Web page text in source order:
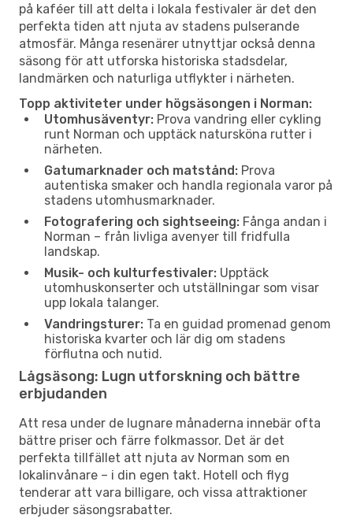
på kaféer till att delta i lokala festivaler är det den
perfekta tiden att njuta av stadens pulserande
atmosfär. Många resenärer utnyttjar också denna
säsong för att utforska historiska stadsdelar,
landmärken och naturliga utflykter i närheten.
Topp aktiviteter under högsäsongen i Norman:
Utomhusäventyr: Prova vandring eller cykling
runt Norman och upptäck natursköna rutter i
närheten.
Gatumarknader och matstånd: Prova
autentiska smaker och handla regionala varor på
stadens utomhusmarknader.
Fotografering och sightseeing: Fånga andan i
Norman – från livliga avenyer till fridfulla
landskap.
Musik- och kulturfestivaler: Upptäck
utomhuskonserter och utställningar som visar
upp lokala talanger.
Vandringsturer: Ta en guidad promenad genom
historiska kvarter och lär dig om stadens
förflutna och nutid.
Lågsäsong: Lugn utforskning och bättre
erbjudanden
Att resa under de lugnare månaderna innebär ofta
bättre priser och färre folkmassor. Det är det
perfekta tillfället att njuta av Norman som en
lokalinvånare – i din egen takt. Hotell och flyg
tenderar att vara billigare, och vissa attraktioner
erbjuder säsongsrabatter.